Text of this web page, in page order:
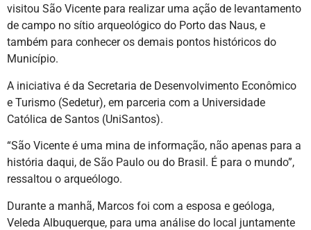
visitou São Vicente para realizar uma ação de levantamento
de campo no sítio arqueológico do Porto das Naus, e
também para conhecer os demais pontos históricos do
Município.
A iniciativa é da Secretaria de Desenvolvimento Econômico
e Turismo (Sedetur), em parceria com a Universidade
Católica de Santos (UniSantos).
“São Vicente é uma mina de informação, não apenas para a
história daqui, de São Paulo ou do Brasil. É para o mundo”,
ressaltou o arqueólogo.
Durante a manhã, Marcos foi com a esposa e geóloga,
Veleda Albuquerque, para uma análise do local juntamente